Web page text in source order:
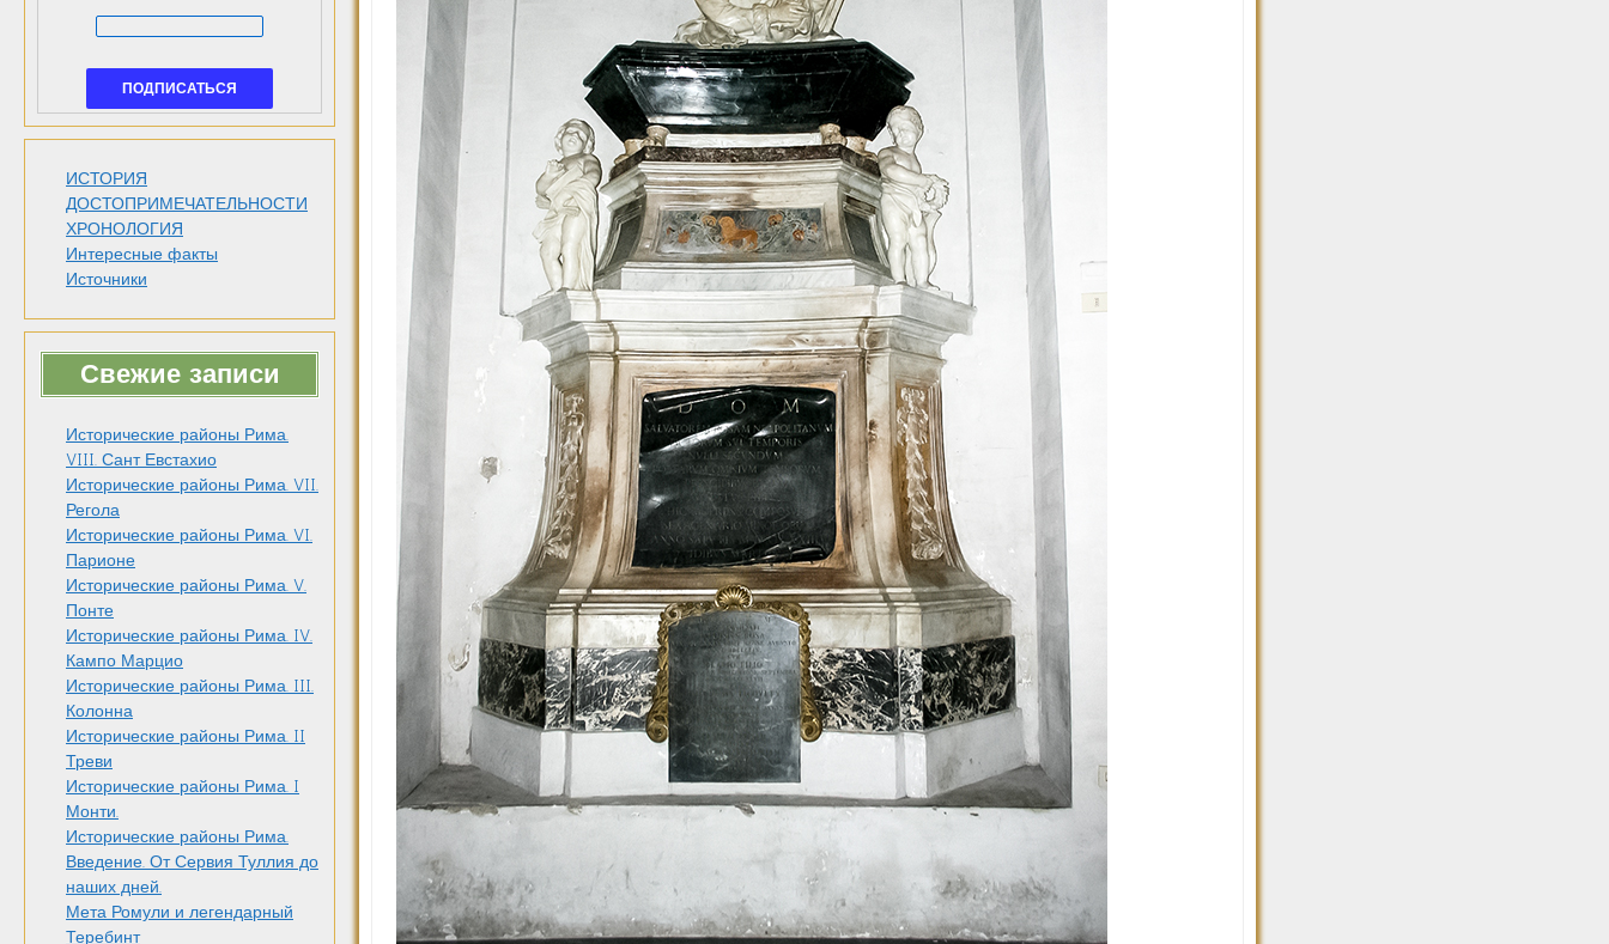
ИСТОРИЯ
ДОСТОПРИМЕЧАТЕЛЬНОСТИ
ХРОНОЛОГИЯ
Интересные факты
Источники
Свежие записи
Исторические районы Рима.
VIII. Сант Евстахио
Исторические районы Рима. VII.
Регола
Исторические районы Рима. VI.
Парионе
Исторические районы Рима. V.
Понте
Исторические районы Рима. IV.
Кампо Марцио
Исторические районы Рима. III.
Колонна
Исторические районы Рима. II
Треви
Исторические районы Рима. I
Монти.
Исторические районы Рима.
Введение. От Сервия Туллия до
наших дней.
Мета Ромули и легендарный
Теребинт